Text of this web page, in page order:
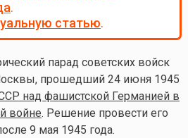
.
статью.
парад советских войск
прошедший 24 июня 1945
над фашистской Германией в
войне. Решение провести его
9 мая 1945 года.